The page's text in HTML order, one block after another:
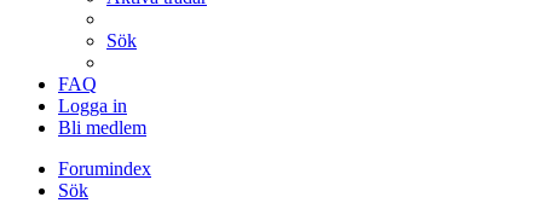
Sök
FAQ
Logga in
Bli medlem
Forumindex
Sök